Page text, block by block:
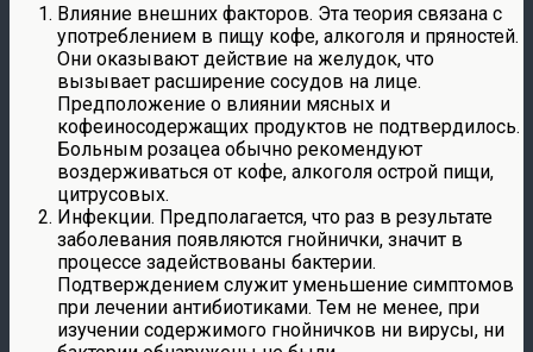
Влияние внешних факторов. Эта теория связана с
употреблением в пищу кофе, алкоголя и пряностей.
Они оказывают действие на желудок, что
вызывает расширение сосудов на лице.
Предположение о влиянии мясных и
кофеиносодержащих продуктов не подтвердилось.
Больным розацеа обычно рекомендуют
воздерживаться от кофе, алкоголя острой пищи,
цитрусовых.
Инфекции. Предполагается, что раз в результате
заболевания появляются гнойнички, значит в
процессе задействованы бактерии.
Подтверждением служит уменьшение симптомов
при лечении антибиотиками. Тем не менее, при
изучении содержимого гнойничков ни вирусы, ни